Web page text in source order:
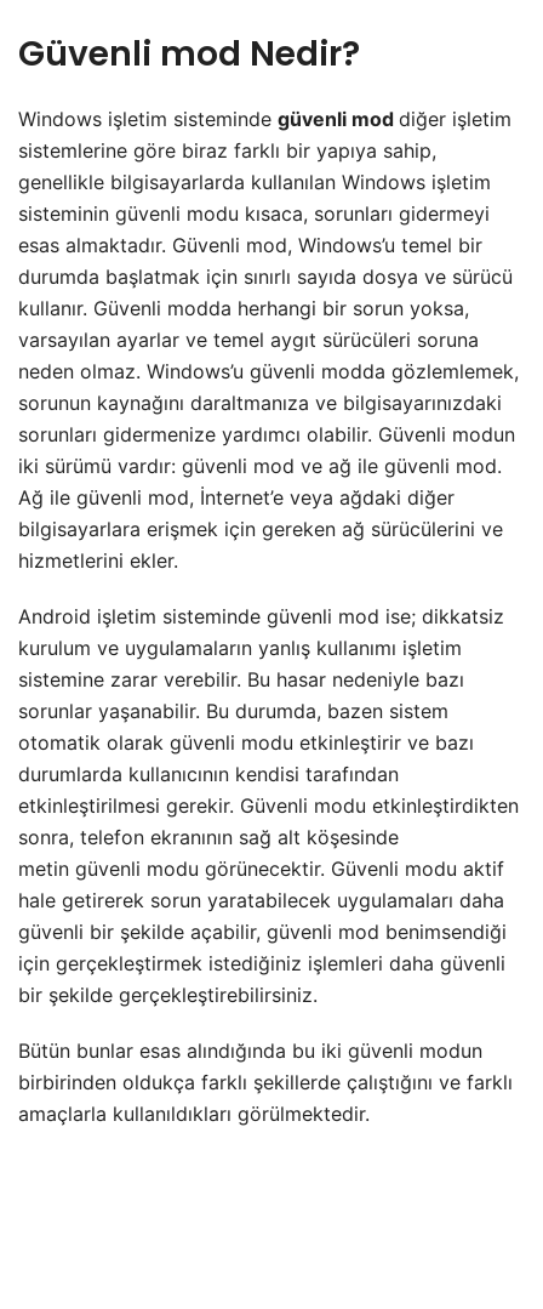
Güvenli mod Nedir?
Windows işletim sisteminde güvenli mod diğer işletim
sistemlerine göre biraz farklı bir yapıya sahip,
genellikle bilgisayarlarda kullanılan Windows işletim
sisteminin güvenli modu kısaca, sorunları gidermeyi
esas almaktadır. Güvenli mod, Windows’u temel bir
durumda başlatmak için sınırlı sayıda dosya ve sürücü
kullanır. Güvenli modda herhangi bir sorun yoksa,
varsayılan ayarlar ve temel aygıt sürücüleri soruna
neden olmaz. Windows’u güvenli modda gözlemlemek,
sorunun kaynağını daraltmanıza ve bilgisayarınızdaki
sorunları gidermenize yardımcı olabilir. Güvenli modun
iki sürümü vardır: güvenli mod ve ağ ile güvenli mod.
Ağ ile güvenli mod, İnternet’e veya ağdaki diğer
bilgisayarlara erişmek için gereken ağ sürücülerini ve
hizmetlerini ekler.
Android işletim sisteminde güvenli mod ise; dikkatsiz
kurulum ve uygulamaların yanlış kullanımı işletim
sistemine zarar verebilir. Bu hasar nedeniyle bazı
sorunlar yaşanabilir. Bu durumda, bazen sistem
otomatik olarak güvenli modu etkinleştirir ve bazı
durumlarda kullanıcının kendisi tarafından
etkinleştirilmesi gerekir. Güvenli modu etkinleştirdikten
sonra, telefon ekranının sağ alt köşesinde
metin güvenli modu görünecektir. Güvenli modu aktif
hale getirerek sorun yaratabilecek uygulamaları daha
güvenli bir şekilde açabilir, güvenli mod benimsendiği
için gerçekleştirmek istediğiniz işlemleri daha güvenli
bir şekilde gerçekleştirebilirsiniz.
Bütün bunlar esas alındığında bu iki güvenli modun
birbirinden oldukça farklı şekillerde çalıştığını ve farklı
amaçlarla kullanıldıkları görülmektedir.